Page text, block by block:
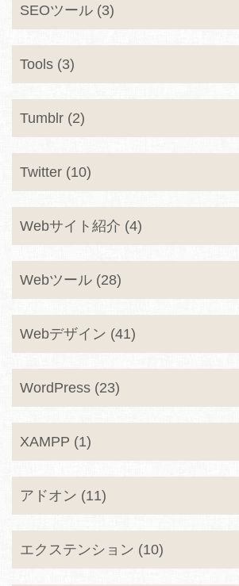
SEOツール (3)
Tools (3)
Tumblr (2)
Twitter (10)
Webサイト紹介 (4)
Webツール (28)
Webデザイン (41)
WordPress (23)
XAMPP (1)
アドオン (11)
エクステンション (10)